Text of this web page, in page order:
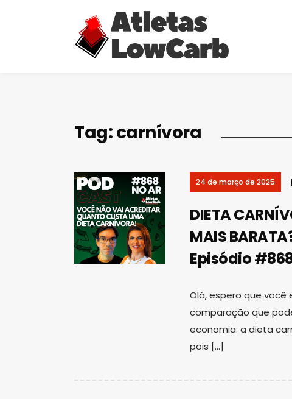
Tag:carnívora
24 de março de 2025
DIETA
MAIS
Episódio
Olá, espero que você
comparação que
economia: a dieta
pois […]